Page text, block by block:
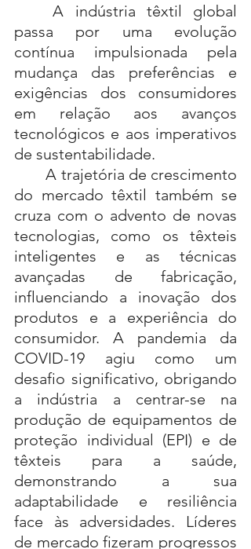
	A indústria têxtil global
passa por uma evolução
contínua impulsionada pela
mudança das preferências e
exigências dos consumidores
em relação aos avanços
tecnológicos e aos imperativos
de sustentabilidade.
	A trajetória de crescimento
do mercado têxtil também se
cruza com o advento de novas
tecnologias, como os têxteis
inteligentes e as técnicas
avançadas de fabricação,
influenciando a inovação dos
produtos e a experiência do
consumidor. A pandemia da
COVID-19 agiu como um
desafio significativo, obrigando
a indústria a centrar-se na
produção de equipamentos de
proteção individual (EPI) e de
têxteis para a saúde,
demonstrando a sua
adaptabilidade e resiliência
face às adversidades. Líderes
de mercado fizeram progressos